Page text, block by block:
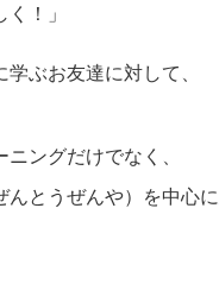
！」
ぶお友達に対して、
ングだけでなく、
んとうぜんや）を中心に